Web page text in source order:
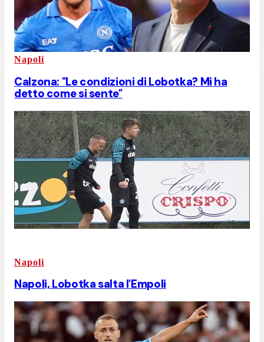
Napoli
Calzona: "Le condizioni di Lobotka? Mi ha
detto come si sente"
Napoli
Napoli, Lobotka salta l'Empoli